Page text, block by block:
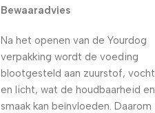
Bewaaradvies
Na het openen van de Yourdog
verpakking wordt de voeding
blootgesteld aan zuurstof, vocht
en licht, wat de houdbaarheid en
smaak kan beïnvloeden. Daarom